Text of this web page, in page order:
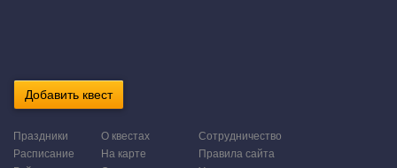
Добавить квест
Праздники
Расписание
О квестах
На карте
Сотрудничество
Правила сайта